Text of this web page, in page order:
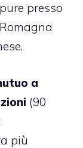
presso
a
(90
più